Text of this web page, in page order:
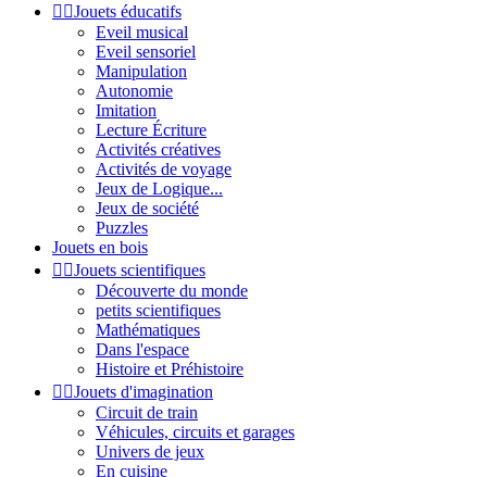
 Jouets éducatifs
Eveil musical
Eveil sensoriel
Manipulation
Autonomie
Imitation
Lecture Écriture
Activités créatives
Activités de voyage
Jeux de Logique...
Jeux de société
Puzzles
Jouets en bois
 Jouets scientifiques
Découverte du monde
petits scientifiques
Mathématiques
Dans l'espace
Histoire et Préhistoire
 Jouets d'imagination
Circuit de train
Véhicules, circuits et garages
Univers de jeux
En cuisine